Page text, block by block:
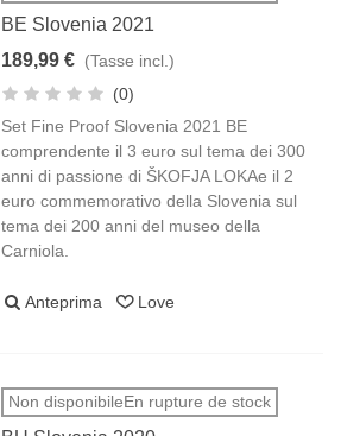
BE Slovenia 2021
189,99 € (Tasse incl.)
(0)
Set Fine Proof Slovenia 2021 BE
comprendente il 3 euro sul tema dei 300
anni di passione di ŠKOFJA LOKAe il 2
euro commemorativo della Slovenia sul
tema dei 200 anni del museo della
Carniola.
Anteprima Love
Non disponibileEn rupture de stock